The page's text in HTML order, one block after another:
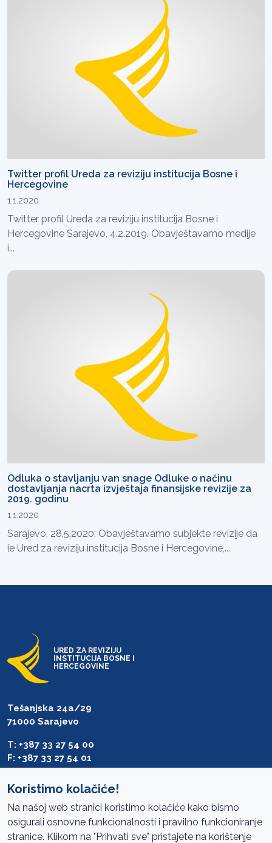
Twitter profil Ureda za reviziju institucija Bosne i
Hercegovine
1.1.2020
Twitter profil Ureda za reviziju institucija Bosne i
Hercegovine Sarajevo, 4.2.2019. Obavještavamo medije
i...
Odluka o stavljanju van snage Odluke o načinu
dostavljanja nacrta izvještaja finansijske revizije za
2019. godinu
1.1.2020
Sarajevo, 28.5.2020. Obavještavamo subjekte revizije da
je Ured za reviziju institucija Bosne i Hercegovine,...
URED ZA REVIZIJU
INSTITUCIJA BOSNE I
HERCEGOVINE
Tešanjska 24a/29
71000 Sarajevo
T: +387 33 27 54 00
F: +387 33 27 54 01
Pristup informacijama
Koristimo kolačiće!
Na našoj web stranici koristimo kolačiće kako bismo
osigurali osnovne funkcionalnosti i pravilno funkcioniranje
stranice. Klikom na "Prihvati sve" pristajete na korištenje